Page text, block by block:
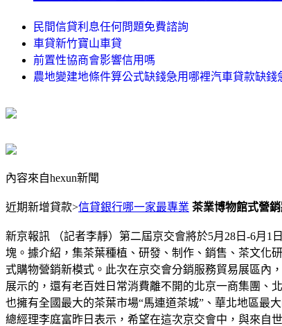
民間信貸利息任何問題免費諮詢
車貸新竹寶山車貸
前置性協商會影響信用嗎
農地變建地條件算公式缺錢急用哪裡汽車貸款缺錢
內容來自hexun新聞
近期新增貸款>信貸銀行哪一家最專業 茶業博物館式營
新京報訊 （記者李靜）第二屆京交會將於5月28日-6月
塊。據介紹，集茶葉種植、研發、制作、銷售、茶文化
式購物營銷新模式。此次在京交會分銷服務貿易展區內
展示的，還有老百姓日常消費離不開的北京一商集團、
也擁有全國最大的茶葉市場“馬連道茶城”、華北地區最
總經理李庭富昨日表示，希望在這次京交會中，與來自